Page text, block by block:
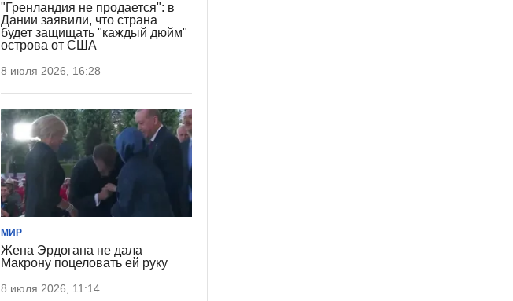
"Гренландия не продается": в
Дании заявили, что страна
будет защищать "каждый дюйм"
острова от США
8 июля 2026, 16:28
МИР
Жена Эрдогана не дала
Макрону поцеловать ей руку
8 июля 2026, 11:14